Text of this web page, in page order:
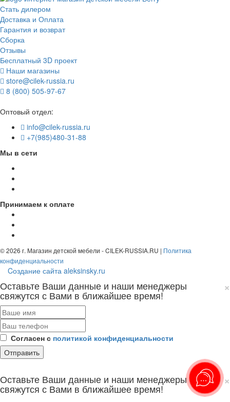
Стать дилером
Доставка и Оплата
Гарантия и возврат
Сборка
Отзывы
Бесплатный 3D проект
Наши магазины
store@cilek-russia.ru
8 (800) 505-97-67
Оптовый отдел:
info@cilek-russia.ru
+7(985)480-31-88
Мы в сети
Принимаем к оплате
© 2026 г. Магазин детской мебели - CILEK-RUSSIA.RU | Политика
конфиденциальности
Cоздание сайта aleksinsky.ru
×
Оставьте Ваши данные и наши менеджеры
свяжутся с Вами в ближайшее время!
Согласен с политикой конфиденциальности
×
Оставьте Ваши данные и наши менеджеры
свяжутся с Вами в ближайшее время!